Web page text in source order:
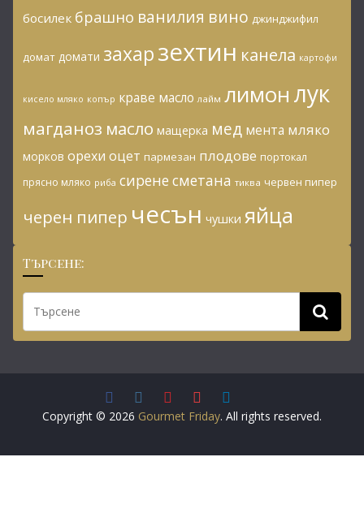
босилек брашно ванилия вино джинджифил
домат домати захарзехтин канела картофи
кисело мляко копър краве масло лайм лимонлук
магданоз масло мащерка мед мента мляко
морков орехи оцет пармезан плодове портокал
прясно мляко риба сирене сметана тиква червен пипер
черен пипер чесън чушки яйца
Търсене:
Copyright © 2026 Gourmet Friday. All rights reserved.